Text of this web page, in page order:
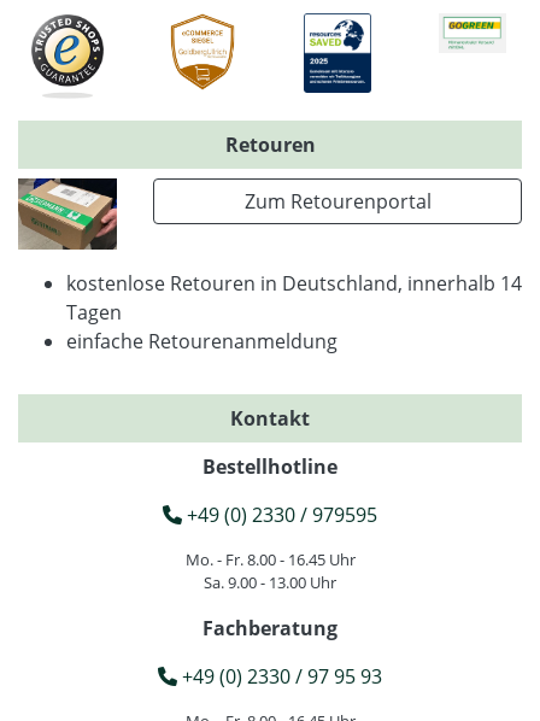
Retouren
Zum Retourenportal
kostenlose Retouren in Deutschland, innerhalb 14
Tagen
einfache Retourenanmeldung
Kontakt
Bestellhotline
+49 (0) 2330 / 979595
Mo. - Fr. 8.00 - 16.45 Uhr
Sa. 9.00 - 13.00 Uhr
Fachberatung
+49 (0) 2330 / 97 95 93